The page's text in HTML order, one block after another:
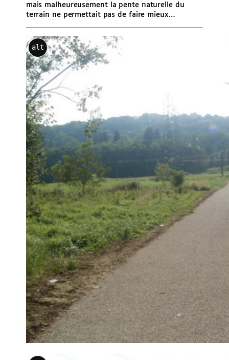
mais malheureusement la pente naturelle du
terrain ne permettait pas de faire mieux…
alt